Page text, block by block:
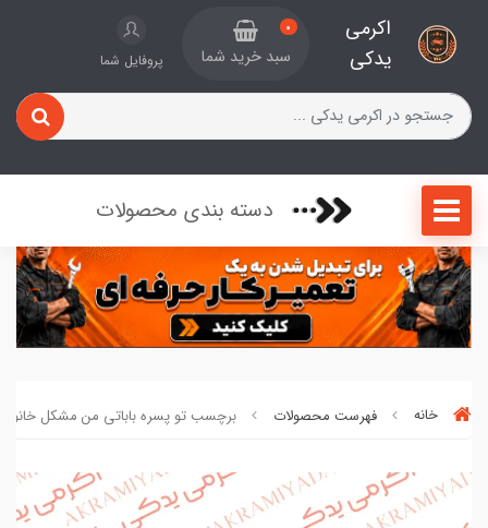
اکرمی
یدکی
0
سبد خرید شما پروفایل شما
دسته بندی محصولات
خانه فهرست محصولات برچسب تو پسره باباتی من مشکل خانواده